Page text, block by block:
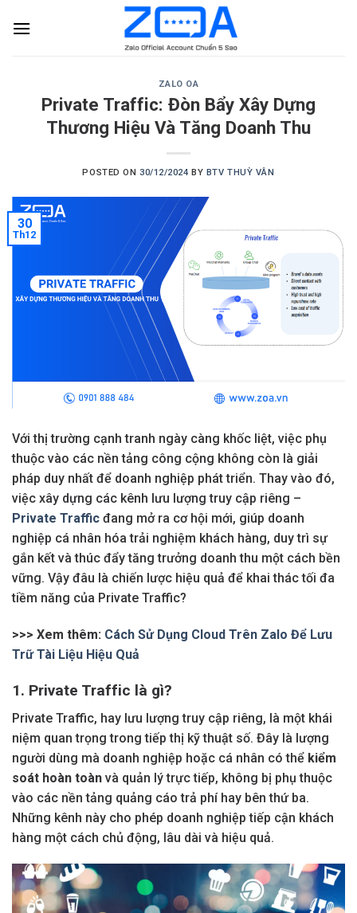
ZALO OA
Private Traffic: Đòn Bẩy Xây Dựng
Thương Hiệu Và Tăng Doanh Thu
POSTED ON 30/12/2024 BY BTV THUỲ VÂN
30
Th12
Với thị trường cạnh tranh ngày càng khốc liệt, việc phụ
thuộc vào các nền tảng công cộng không còn là giải
pháp duy nhất để doanh nghiệp phát triển. Thay vào đó,
việc xây dựng các kênh lưu lượng truy cập riêng –
Private Traffic đang mở ra cơ hội mới, giúp doanh
nghiệp cá nhân hóa trải nghiệm khách hàng, duy trì sự
gắn kết và thúc đẩy tăng trưởng doanh thu một cách bền
vững. Vậy đâu là chiến lược hiệu quả để khai thác tối đa
tiềm năng của Private Traffic?
>>> Xem thêm: Cách Sử Dụng Cloud Trên Zalo Để Lưu
Trữ Tài Liệu Hiệu Quả
1. Private Traffic là gì?
Private Traffic, hay lưu lượng truy cập riêng, là một khái
niệm quan trọng trong tiếp thị kỹ thuật số. Đây là lượng
người dùng mà doanh nghiệp hoặc cá nhân có thể kiểm
soát hoàn toàn và quản lý trực tiếp, không bị phụ thuộc
vào các nền tảng quảng cáo trả phí hay bên thứ ba.
Những kênh này cho phép doanh nghiệp tiếp cận khách
hàng một cách chủ động, lâu dài và hiệu quả.